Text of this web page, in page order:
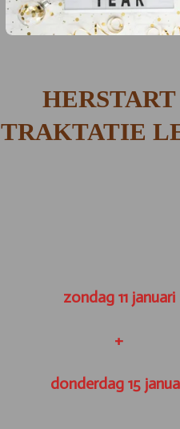
TRAKTATIE
zondag 11 januari
+
donderdag 15